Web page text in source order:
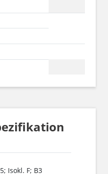
Isokl. F; B3